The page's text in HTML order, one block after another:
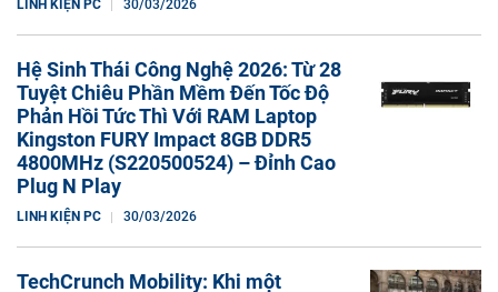
LINH KIỆN PC 30/03/2026
Hệ Sinh Thái Công Nghệ 2026: Từ 28
Tuyệt Chiêu Phần Mềm Đến Tốc Độ
Phản Hồi Tức Thì Với RAM Laptop
Kingston FURY Impact 8GB DDR5
4800MHz (S220500524) – Đỉnh Cao
Plug N Play
LINH KIỆN PC 30/03/2026
TechCrunch Mobility: Khi một